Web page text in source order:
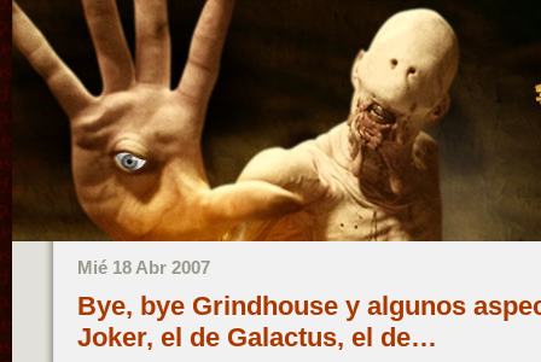
Mié 18 Abr 2007
Bye, bye Grindhouse y algunos
Joker, el de Galactus, el de…